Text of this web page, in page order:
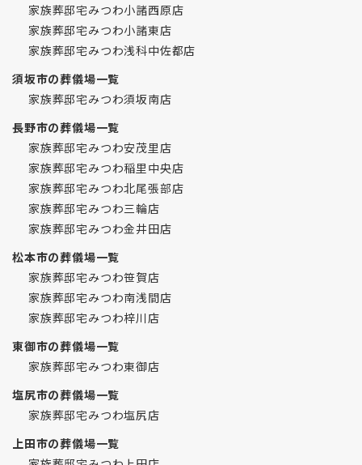
家族葬邸宅みつわ小諸西原店
家族葬邸宅みつわ小諸東店
家族葬邸宅みつわ浅科中佐都店
須坂市の葬儀場一覧
家族葬邸宅みつわ須坂南店
長野市の葬儀場一覧
家族葬邸宅みつわ安茂里店
家族葬邸宅みつわ稲里中央店
家族葬邸宅みつわ北尾張部店
家族葬邸宅みつわ三輪店
家族葬邸宅みつわ金井田店
松本市の葬儀場一覧
家族葬邸宅みつわ笹賀店
家族葬邸宅みつわ南浅間店
家族葬邸宅みつわ梓川店
東御市の葬儀場一覧
家族葬邸宅みつわ東御店
塩尻市の葬儀場一覧
家族葬邸宅みつわ塩尻店
上田市の葬儀場一覧